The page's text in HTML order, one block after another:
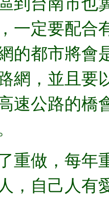
一定要配合
的都市將會
網，並且要
速公路的橋
重做，每年
，自己人有